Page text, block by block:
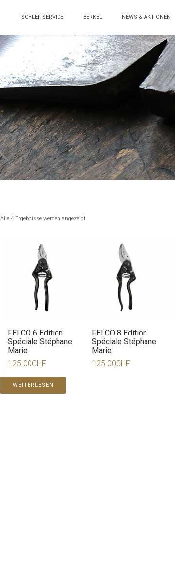
SCHLEIFSERVICE BERKEL NEWS & AKTIONEN
Alle 4 Ergebnisse werden angezeigt
FELCO 6 Edition
Spéciale Stéphane
Marie
125.00CHF
WEITERLESEN
FELCO 8 Edition
Spéciale Stéphane
Marie
125.00CHF